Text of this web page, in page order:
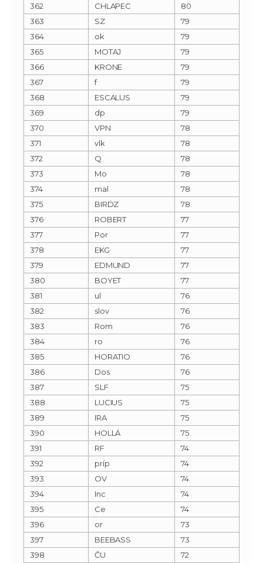
362
CHLAPEC
80
363
SZ
79
364
ok
79
365
MOTAJ
79
366
KRONE
79
367
f
79
368
ESCALUS
79
369
dp
79
370
VPN
78
371
vlk
78
372
Q
78
373
Mo
78
374
mal
78
375
BIRDZ
78
376
ROBERT
77
377
Por
77
378
EKG
77
379
EDMUND
77
380
BOYET
77
381
ul
76
382
slov
76
383
Rom
76
384
ro
76
385
HORATIO
76
386
Dos
76
387
SLF
75
388
LUCIUS
75
389
IRA
75
390
HOLLÁ
75
391
RF
74
392
príp
74
393
OV
74
394
Inc
74
395
Ce
74
396
or
73
397
BEEBASS
73
398
ČU
72